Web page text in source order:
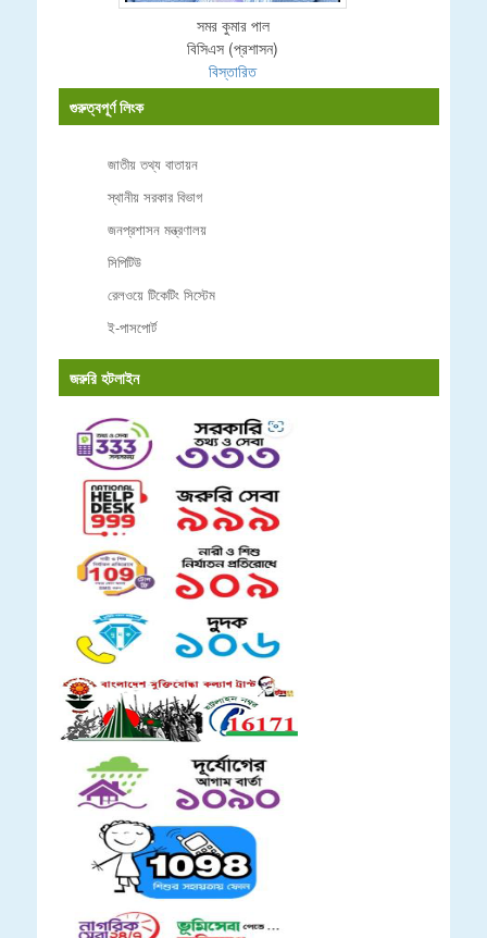
সমর কুমার পাল
বিসিএস (প্রশাসন)
বিস্তারিত
গুরুত্বপূর্ণ লিংক
জাতীয় তথ্য বাতায়ন
স্থানীয় সরকার বিভাগ
জনপ্রশাসন মন্ত্রণালয়
সিপিটিউ
রেলওয়ে টিকেটিং সিস্টেম
ই-পাসপোর্ট
জরুরি হটলাইন